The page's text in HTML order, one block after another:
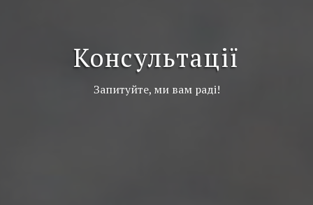
Консультації
Запитуйте, ми вам раді!